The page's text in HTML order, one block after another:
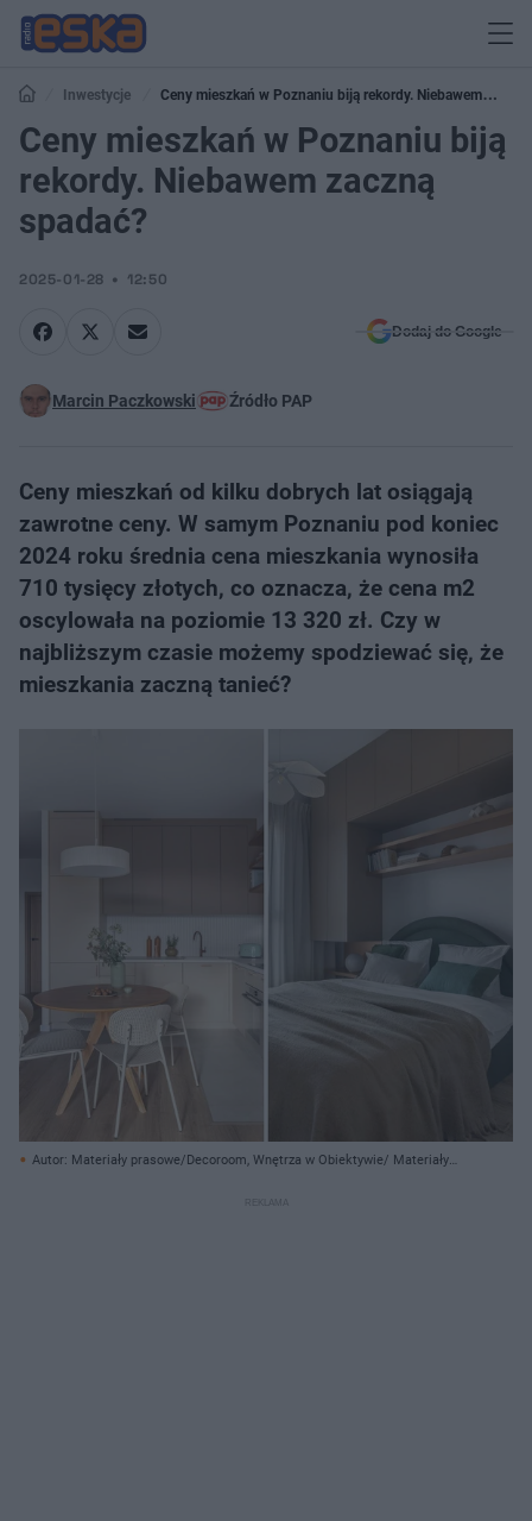
Inwestycje
Ceny mieszkań w Poznaniu biją rekordy. Niebawem
zaczną spadać?
Ceny mieszkań w Poznaniu biją
rekordy. Niebawem zaczną
spadać?
2025-01-28 12:50
Dodaj do Google
Marcin Paczkowski Źródło PAP
Ceny mieszkań od kilku dobrych lat osiągają
zawrotne ceny. W samym Poznaniu pod koniec
2024 roku średnia cena mieszkania wynosiła
710 tysięcy złotych, co oznacza, że cena m2
oscylowała na poziomie 13 320 zł. Czy w
najbliższym czasie możemy spodziewać się, że
mieszkania zaczną tanieć?
Autor: Materiały prasowe/Decoroom, Wnętrza w Obiektywie/ Materiały